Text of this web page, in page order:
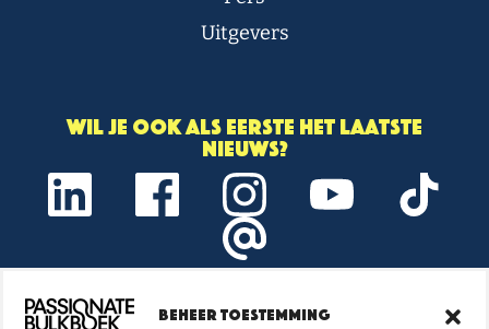
Beheer toestemming
Uitgevers
Wil je ook als eerste het laatste
nieuws?